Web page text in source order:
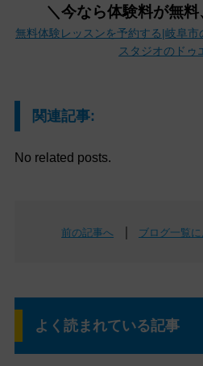
＼今なら体験料が無
無料体験レッスンを予約する|岐阜
スタジオのドゥ
関連記事:
No related posts.
前の記事へ ブログ一覧に
よく読まれている記事